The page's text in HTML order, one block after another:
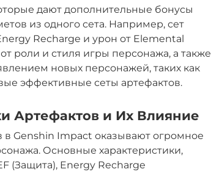
дают дополнительные бонусы
из одного сета. Например, сет
Recharge и урон от Elemental
роли и стиля игры персонажа, а также
новых персонажей, таких как
эффективные сеты артефактов.
Артефактов и Их Влияние
в Genshin Impact оказывают огромное
Основные характеристики,
(Защита), Energy Recharge